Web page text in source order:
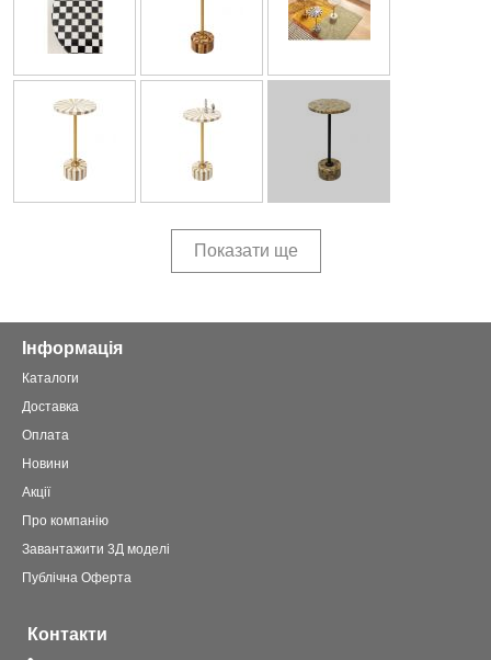
Показати ще
Інформація
Каталоги
Доставка
Оплата
Новини
Акції
Про компанію
Завантажити 3Д моделі
Публічна Оферта
Контакти